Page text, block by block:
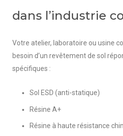
dans l’industrie
Votre atelier, laboratoire ou usine
besoin d’un revêtement de sol
spécifiques :
Sol ESD (anti-statique)
Résine A+
Résine à haute résistance